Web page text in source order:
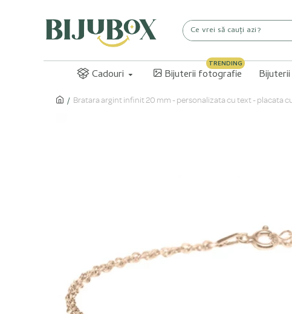
Cadouri Bijuterii fotografie
TRENDING
Bratara argint infinit 20 mm - personalizata cu text - placata